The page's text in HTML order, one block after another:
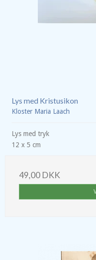
Lys med Kristusikon
Kloster Maria Laach
Lys med tryk
12 x 5 cm
49,00 DKK